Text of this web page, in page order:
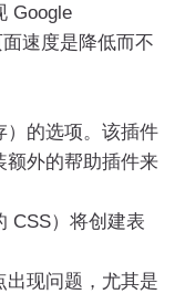
Google
速度是降低而不
）的选项。该插件
额外的帮助插件来
CSS）将创建表
出现问题，尤其是